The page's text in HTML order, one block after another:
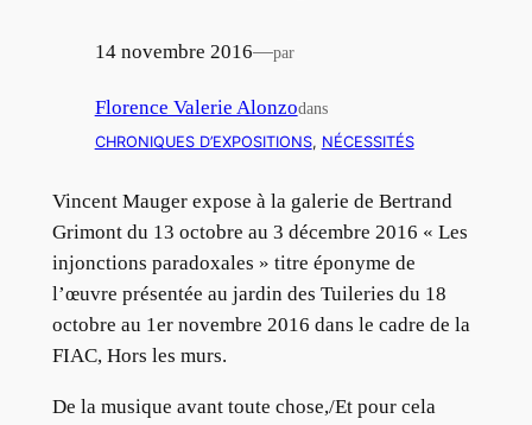
14 novembre 2016—par
Florence Valerie Alonzodans
CHRONIQUES D’EXPOSITIONS, NÉCESSITÉS
Vincent Mauger expose à la galerie de Bertrand
Grimont du 13 octobre au 3 décembre 2016 « Les
injonctions paradoxales » titre éponyme de
l’œuvre présentée au jardin des Tuileries du 18
octobre au 1er novembre 2016 dans le cadre de la
FIAC, Hors les murs.
De la musique avant toute chose,/Et pour cela